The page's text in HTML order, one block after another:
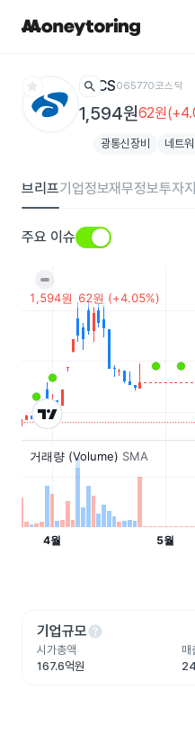
star search CS065770코스닥
1,594원62원
광통신장비 네트
브리프기업정보재무정보투자
주요 이슈
기업규모help
시가총액
167.6억원
매